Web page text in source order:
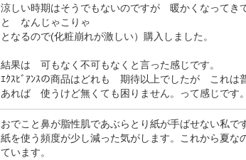
涼しい時期はそうでもないのですが 暖かくなってき
と なんじゃこりゃ
となるので(化粧崩れが激しい）購入しました。
結果は 可もなく不可もなくと言った感じです。
ｴｸｽﾋﾞｱﾝｽの商品はどれも 期待以上でしたが これは普
あれば 使うけど無くても困りません。って感じです
おでこと鼻が脂性肌であぶらとり紙が手ばせない私で
紙を使う頻度が少し減った気がします。これから夏な
ています。